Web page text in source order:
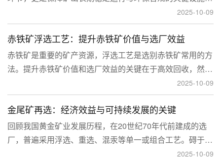
然而，铜矿尾矿本身具有粒度细、水量大、化学活性强等特
性，使尾矿库在坝体稳定、防渗处理与排洪系统设计方面面
临更高技术挑战。
2025-10-09
赤铁矿浮选工艺：提升赤铁矿价值与选厂效益
赤铁矿是重要的矿产资源，浮选工艺是选别赤铁矿常用的方
法。提升赤铁矿价值和选厂效益的关键在于高效回收，然
而，赤铁矿往往存在嵌布粒度细、易泥化、存在高硅铝杂质
等特征。利用传统的浮选工艺进行处理会面临回收率低、精
矿品位不稳定、药剂成本高等问题。
2025-10-09
金尾矿再选：经济效益与可持续发展的关键
回顾我国黄金矿业发展历程，在20世纪70年代前建成的选
厂，普遍采用浮选、重选、混汞等单一或组合工艺。碍于当
时选矿工艺水平的限制，回收率普遍较低，大量细粒金、包
2025-10-09